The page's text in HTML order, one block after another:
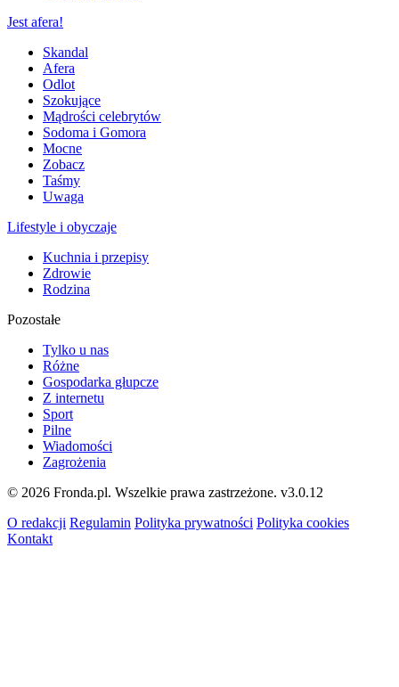
Jest afera!
Skandal
Afera
Odlot
Szokujące
Mądrości celebrytów
Sodoma i Gomora
Mocne
Zobacz
Taśmy
Uwaga
Lifestyle i obyczaje
Kuchnia i przepisy
Zdrowie
Rodzina
Pozostałe
Tylko u nas
Różne
Gospodarka głupcze
Z internetu
Sport
Pilne
Wiadomości
Zagrożenia
© 2026 Fronda.pl. Wszelkie prawa zastrzeżone. v3.0.12
O redakcji Regulamin Polityka prywatności Polityka cookies
Kontakt